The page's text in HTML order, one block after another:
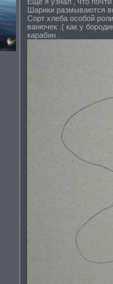
Шарики размываются
Сорт хлеба особой
ванючек .( как у
карабин .